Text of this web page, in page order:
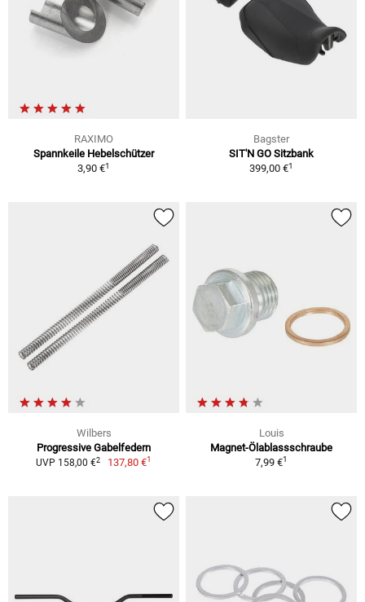
RAXIMO
Spannkeile Hebelschützer
3,90 €1
Bagster
SIT'N GO Sitzbank
399,00 €1
Wilbers
Progressive Gabelfedern
UVP 158,00 €2 137,80 €1
Louis
Magnet-Ölablassschraube
7,99 €1